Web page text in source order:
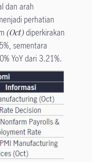
dan arah
perhatian
(Oct)diperkirakan
sementara
YoY dari 3.21%.